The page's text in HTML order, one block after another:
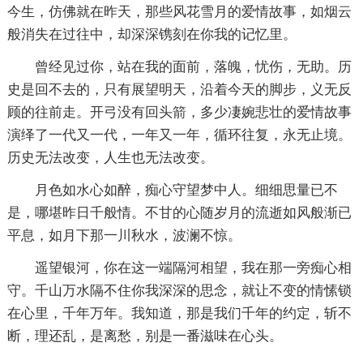
今生，仿佛就在昨天，那些风花雪月的爱情故事，如烟云
般消失在过往中，却深深镌刻在你我的记忆里。
曾经见过你，站在我的面前，落魄，忧伤，无助。历
史是回不去的，只有展望明天，沿着今天的脚步，义无反
顾的往前走。开弓没有回头箭，多少凄婉悲壮的爱情故事
演绎了一代又一代，一年又一年，循环往复，永无止境。
历史无法改变，人生也无法改变。
月色如水心如醉，痴心守望梦中人。细细思量已不
是，哪堪昨日千般情。不甘的心随岁月的流逝如风般渐已
平息，如月下那一川秋水，波澜不惊。
遥望银河，你在这一端隔河相望，我在那一旁痴心相
守。千山万水隔不住你我深深的思念，就让不变的情愫锁
在心里，千年万年。我知道，那是我们千年的约定，斩不
断，理还乱，是离愁，别是一番滋味在心头。